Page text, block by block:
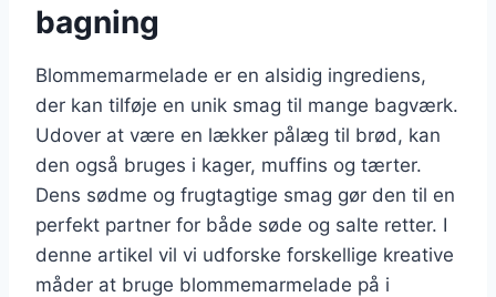
bagning
Blommemarmelade er en alsidig ingrediens,
der kan tilføje en unik smag til mange bagværk.
Udover at være en lækker pålæg til brød, kan
den også bruges i kager, muffins og tærter.
Dens sødme og frugtagtige smag gør den til en
perfekt partner for både søde og salte retter. I
denne artikel vil vi udforske forskellige kreative
måder at bruge blommemarmelade på i